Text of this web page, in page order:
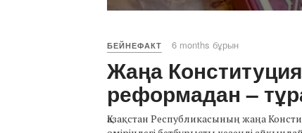
БЕЙНЕФАКТ 6 months бұрын
Жаңа
реформадан –
Қазақстан Республикасының жаңа